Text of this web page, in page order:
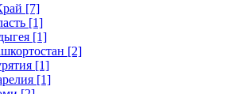
[7]
[1]
[1]
[2]
[1]
[1]